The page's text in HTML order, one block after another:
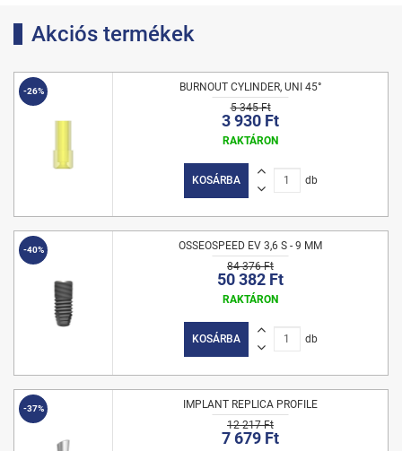
Akciós termékek
-26%
BURNOUT CYLINDER, UNI 45°
5 345 Ft
3 930 Ft
RAKTÁRON
KOSÁRBA db
-40%
OSSEOSPEED EV 3,6 S - 9 MM
84 376 Ft
50 382 Ft
RAKTÁRON
KOSÁRBA db
-37%
IMPLANT REPLICA PROFILE
12 217 Ft
7 679 Ft